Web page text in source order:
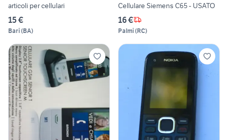
articoli per cellulari
15 €
Bari(BA)
Cellulare Siemens C65 - USATO
16 €
Palmi(RC)